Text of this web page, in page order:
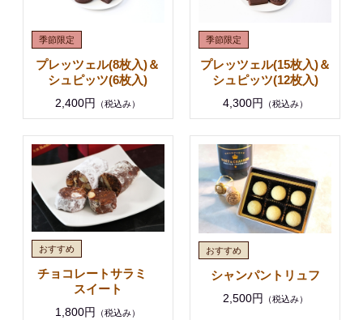
プレッツェル(8枚入)＆
シュピッツ(6枚入)
2,400円 （税込み）
プレッツェル(15枚入)＆
シュピッツ(12枚入)
4,300円 （税込み）
チョコレートサラミ
スイート
1,800円 （税込み）
シャンパントリュフ
2,500円 （税込み）